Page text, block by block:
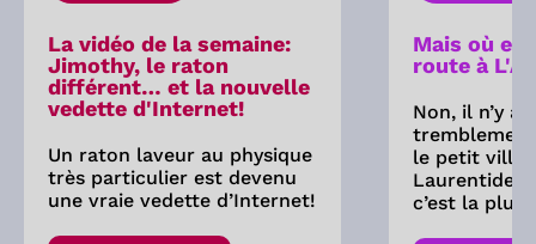
La vidéo de la semaine:
Jimothy, le raton
différent… et la nouvelle
vedette d'Internet!
Un raton laveur au physique
très particulier est devenu
une vraie vedette d’Internet!
Mais où
route à
Non, il n’y a
le petit
Laurentides.
c’est la pluie!